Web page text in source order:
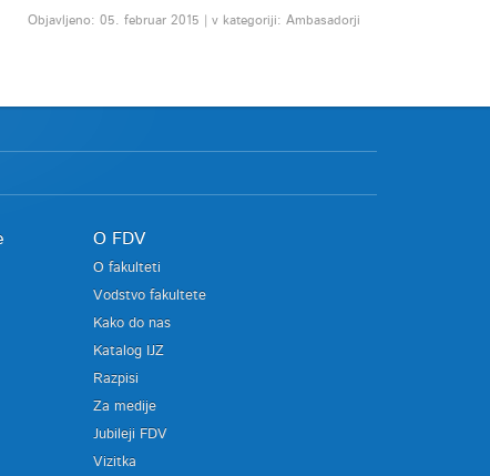
Objavljeno: 05. februar 2015 | v kategoriji: Ambasadorji
O FDV
O fakulteti
Vodstvo fakultete
Kako do nas
Katalog IJZ
Razpisi
Za medije
Jubileji FDV
Vizitka